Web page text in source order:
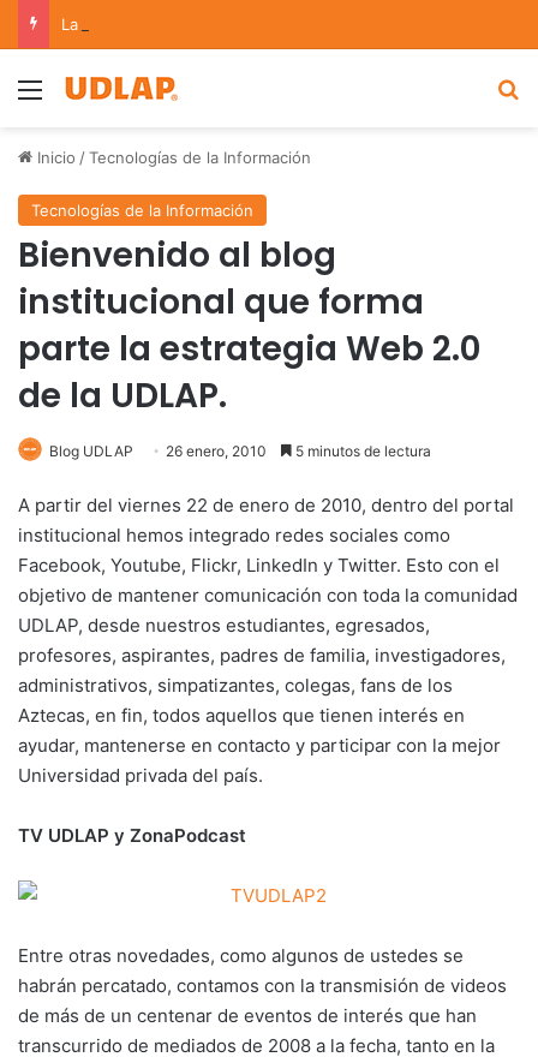
Menu
Inicio /Tecnologías de la Información
Tecnologías de la Información
Bienvenido al blog
institucional que forma
parte la estrategia Web 2.0
de la UDLAP.
Blog UDLAP 26 enero, 2010 5 minutos de lectura
A partir del viernes 22 de enero de 2010, dentro del portal
institucional hemos integrado redes sociales como
Facebook, Youtube, Flickr, LinkedIn y Twitter. Esto con el
objetivo de mantener comunicación con toda la comunidad
UDLAP, desde nuestros estudiantes, egresados,
profesores, aspirantes, padres de familia, investigadores,
administrativos, simpatizantes, colegas, fans de los
Aztecas, en fin, todos aquellos que tienen interés en
ayudar, mantenerse en contacto y participar con la mejor
Universidad privada del país.
TV UDLAP y ZonaPodcast
Entre otras novedades, como algunos de ustedes se
habrán percatado, contamos con la transmisión de videos
de más de un centenar de eventos de interés que han
transcurrido de mediados de 2008 a la fecha, tanto en la